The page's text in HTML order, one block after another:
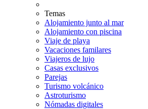
Temas
Alojamiento junto al mar
Alojamiento con piscina
Viaje de playa
Vacaciones familares
Viajeros de lujo
Casas exclusivos
Parejas
Turismo volcánico
Astroturismo
Nómadas digitales